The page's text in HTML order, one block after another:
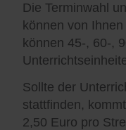
Die Terminwahl
können von
können 45-, 60-,
Sollte der
stattfinden,
2,50 Euro pro